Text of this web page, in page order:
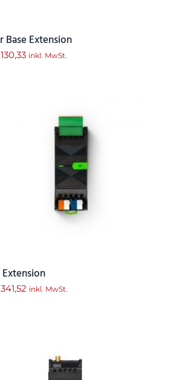
Base Extension
inkl. MwSt.
Extension
inkl. MwSt.